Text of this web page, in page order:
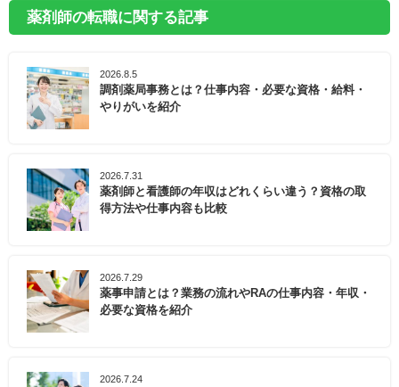
す。その他、五塔ノ滝や若杉大杉群など、美しい自然
を体感できる観光スポットが点在しています。
糟屋郡篠栗町では、福岡工業大学と共同で高齢者の健
康づくりに取り組む「ささぐり元気もん活動」を実施
しています。市民へ向けて健康関連の情報「篠栗元気
めてもらい、市民の主体的な健康づくりをサポートし
ています。
ひ一度マイナビ薬剤師にご相談ください。
薬剤師の転職に関する記事
2026.8.5
調剤薬局事務とは？仕事内容・必要な資格・給料・
やりがいを紹介
2026.7.31
薬剤師と看護師の年収はどれくらい違う？資格の取
得方法や仕事内容も比較
2026.7.29
薬事申請とは？業務の流れやRAの仕事内容・年収・
必要な資格を紹介
2026.7.24